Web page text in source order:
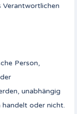
Verantwortlichen
Person,
unabhängig
handelt oder nicht.